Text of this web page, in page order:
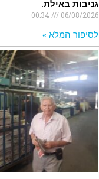
גניבות באילת.
06/08/2026
לסיפור המלא »